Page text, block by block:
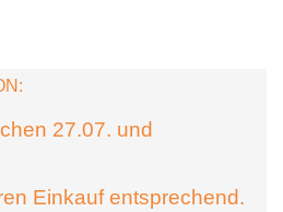
27.07. und
Einkauf entsprechend.